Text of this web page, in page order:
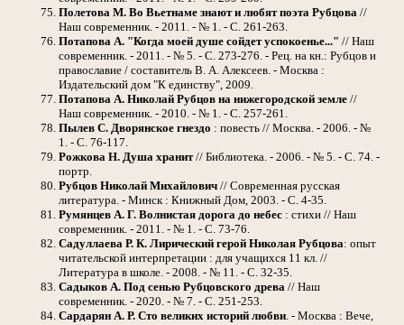
Полетова М. Во Вьетнаме знают и любят поэта Рубцова //
Наш современник. - 2011. - № 1. - С. 261-263.
Потапова А. "Когда моей душе сойдет успокоенье..." // Наш
современник. - 2011. - № 5. - С. 273-276. - Рец. на кн.: Рубцов и
православие / составитель В. А. Алексеев. - Москва :
Издательский дом "К единству", 2009.
Потапова А. Николай Рубцов на нижегородской земле //
Наш современник. - 2010. - № 1. - С. 257-261.
Пылев С. Дворянское гнездо : повесть // Москва. - 2006. - №
1. - С. 76-117.
Рожкова Н. Душа хранит// Библиотека. - 2006. - № 5. - С. 74. -
портр.
Рубцов Николай Михайлович // Современная русская
литература. - Минск : Книжный Дом, 2003. - С. 4-35.
Румянцев А. Г. Волнистая дорога до небес : стихи // Наш
современник. - 2011. - № 1. - С. 73-76.
Садуллаева Р. К. Лирический герой Николая Рубцова: опыт
читательской интерпретации : для учащихся 11 кл. //
Литература в школе. - 2008. - № 11. - С. 32-35.
Садыков А. Под сенью Рубцовского древа // Наш
современник. - 2020. - № 7. - С. 251-253.
Сардарян А. Р. Сто великих историй любви. - Москва : Вече,